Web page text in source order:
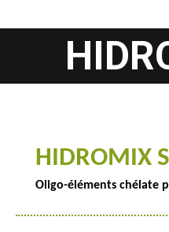
Vous
HIDROMIX S
Oligo-éléments chélate